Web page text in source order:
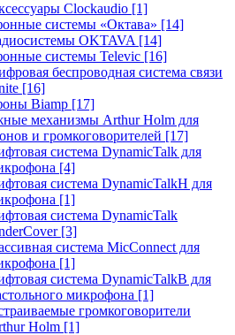
Clockaudio [1]
системы «Октава» [14]
OKTAVA [14]
системы Televic [16]
беспроводная система связи
[16]
Biamp [17]
механизмы Arthur Holm для
и громкоговорителей [17]
система DynamicTalk для
[4]
система DynamicTalkH для
[1]
система DynamicTalk
[3]
система MicConnect для
[1]
система DynamicTalkB для
микрофона [1]
громкоговорители
Holm [1]